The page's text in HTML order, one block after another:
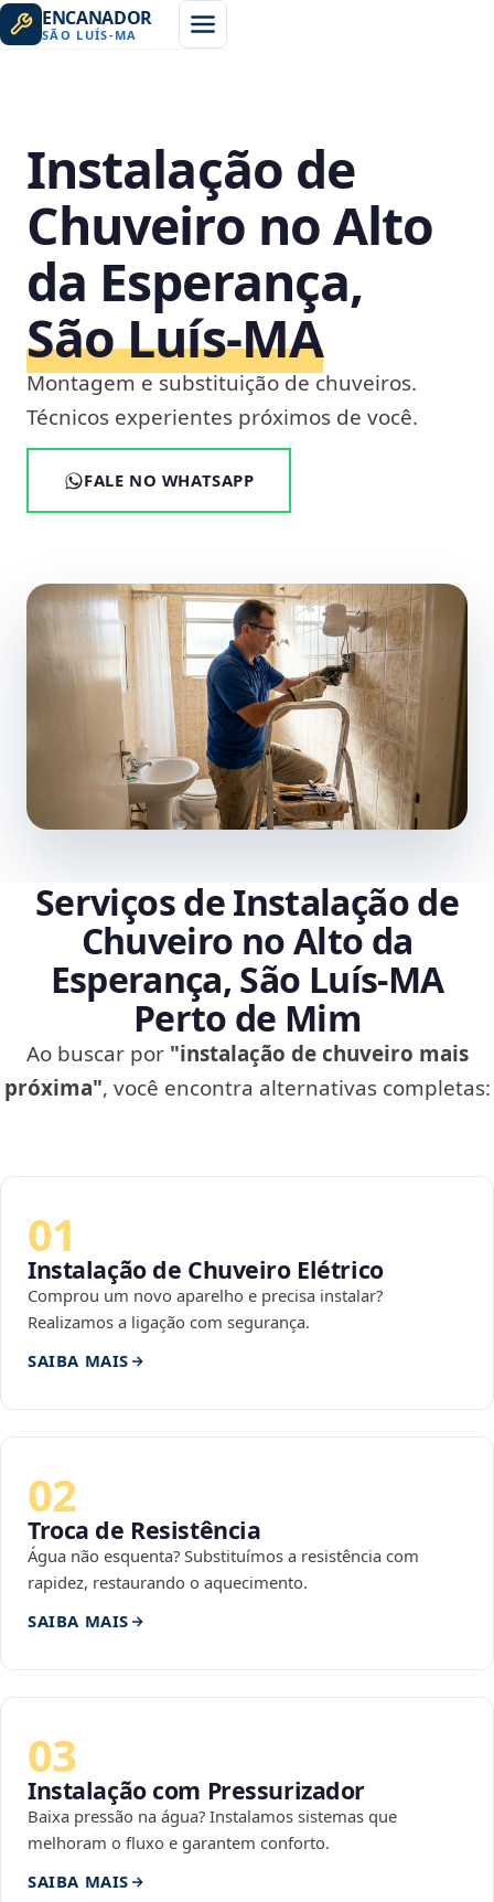
ENCANADOR
SÃO LUÍS-MA
Instalação de
Chuveiro no Alto
da Esperança,
São Luís‑MA
Montagem e substituição de chuveiros.
Técnicos experientes próximos de você.
FALE NO WHATSAPP
Serviços de Instalação de
Chuveiro no Alto da
Esperança, São Luís‑MA
Perto de Mim
Ao buscar por "instalação de chuveiro mais
próxima", você encontra alternativas completas:
01
Instalação de Chuveiro Elétrico
Comprou um novo aparelho e precisa instalar?
Realizamos a ligação com segurança.
SAIBA MAIS
02
Troca de Resistência
Água não esquenta? Substituímos a resistência com
rapidez, restaurando o aquecimento.
SAIBA MAIS
03
Instalação com Pressurizador
Baixa pressão na água? Instalamos sistemas que
melhoram o fluxo e garantem conforto.
SAIBA MAIS